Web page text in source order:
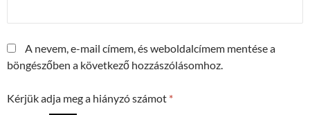
A nevem, e-mail címem, és weboldalcímem mentése a
böngészőben a következő hozzászólásomhoz.
Kérjük adja meg a hiányzó számot *